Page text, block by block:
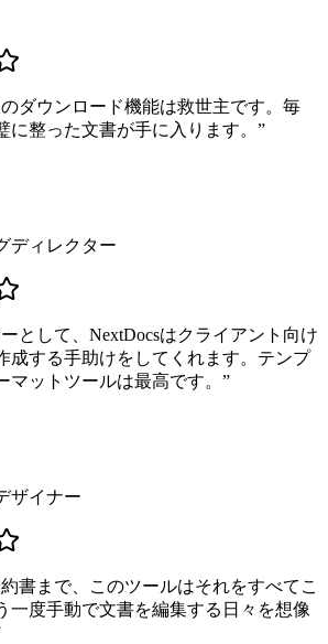
ダウンロード機能は救世主です。毎
に整った文書が手に入ります。 ”
ディレクター
として、NextDocsはクライアント向け
成する手助けをしてくれます。テンプ
マットツールは最高です。 ”
ザイナー
書まで、このツールはそれをすべてこ
一度手動で文書を編集する日々を想像